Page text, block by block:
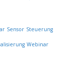
Sensor Steuerung
Webinar